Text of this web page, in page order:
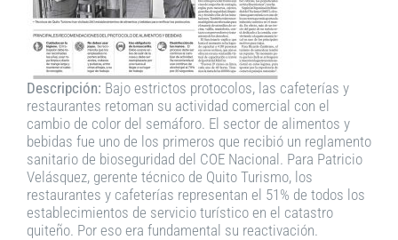
Descripción: Bajo estrictos protocolos, las cafeterías y
restaurantes retoman su actividad comercial con el
cambio de color del semáforo. El sector de alimentos y
bebidas fue uno de los primeros que recibió un reglamento
sanitario de bioseguridad del COE Nacional. Para Patricio
Velásquez, gerente técnico de Quito Turismo, los
restaurantes y cafeterías representan el 51% de todos los
establecimientos de servicio turístico en el catastro
quiteño. Por eso era fundamental su reactivación.